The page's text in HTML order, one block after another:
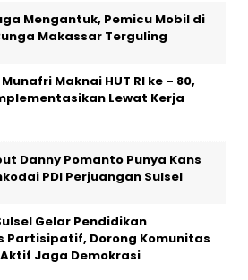
Mengantuk, Pemicu Mobil di
Makassar Terguling
Maknai HUT RI ke – 80,
Lewat Kerja
Danny Pomanto Punya Kans
PDI Perjuangan Sulsel
Gelar Pendidikan
Partisipatif, Dorong Komunitas
Jaga Demokrasi